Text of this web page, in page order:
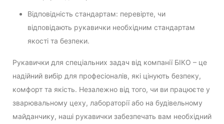
Відповідність стандартам: перевірте, чи
відповідають рукавички необхідним стандартам
якості та безпеки.
Рукавички для спеціальних задач від компанії БІКО – це
надійний вибір для професіоналів, які цінують безпеку,
комфорт та якість. Незалежно від того, чи ви працюєте у
зварювальному цеху, лабораторії або на будівельному
майданчику, наші рукавички забезпечать вам необхідний